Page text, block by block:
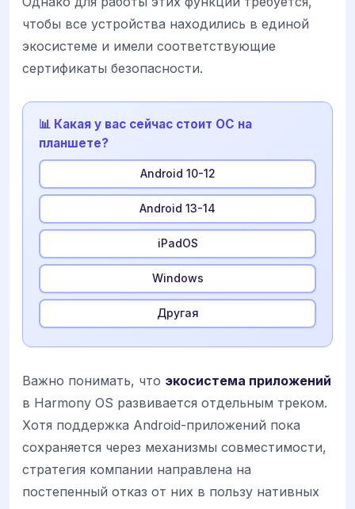
чтобы все устройства находились в единой
экосистеме и имели соответствующие
сертификаты безопасности.
📊 Какая у вас сейчас стоит ОС на
планшете?
Android 10-12
Android 13-14
iPadOS
Windows
Другая
Важно понимать, что экосистема приложений
в Harmony OS развивается отдельным треком.
Хотя поддержка Android-приложений пока
сохраняется через механизмы совместимости,
стратегия компании направлена на
постепенный отказ от них в пользу нативных